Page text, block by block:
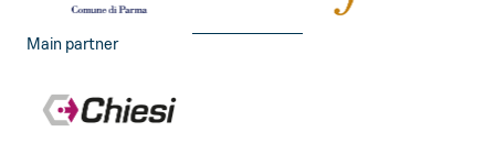
Main partner